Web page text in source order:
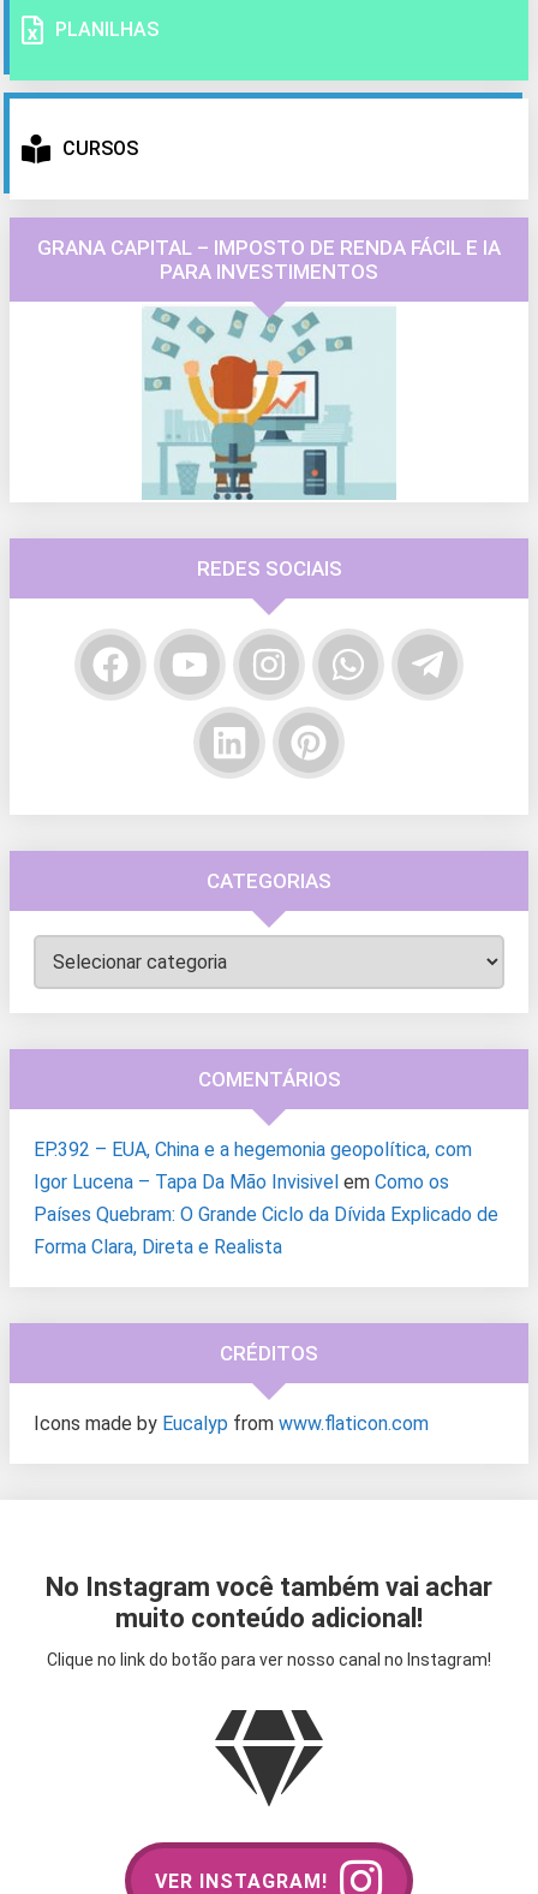
PLANILHAS
CURSOS
GRANA CAPITAL – IMPOSTO DE RENDA FÁCIL E IA
PARA INVESTIMENTOS
REDES SOCIAIS
CATEGORIAS
Categorias
COMENTÁRIOS
EP.392 – EUA, China e a hegemonia geopolítica, com
Igor Lucena – Tapa Da Mão Invisivel em Como os
Países Quebram: O Grande Ciclo da Dívida Explicado de
Forma Clara, Direta e Realista
CRÉDITOS
Icons made by Eucalyp from www.flaticon.com
No Instagram você também vai achar
muito conteúdo adicional!
Clique no link do botão para ver nosso canal no Instagram!
VER INSTAGRAM!